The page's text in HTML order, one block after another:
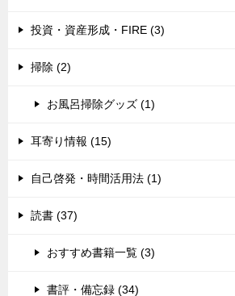
投資・資産形成・FIRE (3)
掃除 (2)
お風呂掃除グッズ (1)
耳寄り情報 (15)
自己啓発・時間活用法 (1)
読書 (37)
おすすめ書籍一覧 (3)
書評・備忘録 (34)